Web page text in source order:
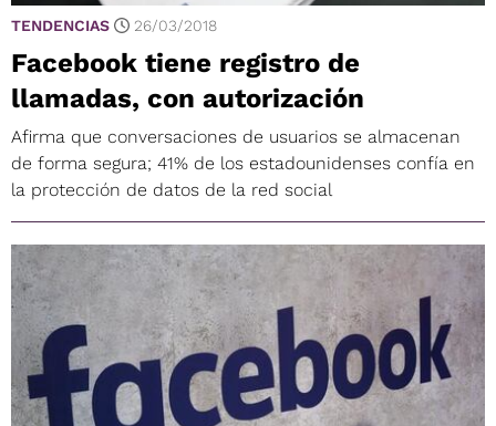
TENDENCIAS 26/03/2018
Facebook tiene registro de
llamadas, con autorización
Afirma que conversaciones de usuarios se almacenan
de forma segura; 41% de los estadounidenses confía en
la protección de datos de la red social